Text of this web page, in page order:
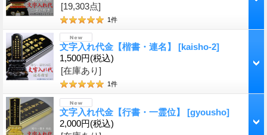
[19,303点]
1 件
文字入れ代金【楷書・連名】 [kaisho-2]
1,500円(税込)
[在庫あり]
1 件
文字入れ代金【行書・一霊位】 [gyousho]
2,000円(税込)